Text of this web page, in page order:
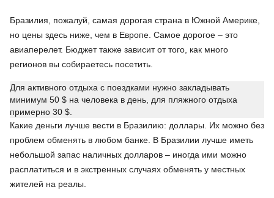
Бразилия, пожалуй, самая дорогая страна в Южной Америке,
но цены здесь ниже, чем в Европе. Самое дорогое – это
авиаперелет. Бюджет также зависит от того, как много
регионов вы собираетесь посетить.
Для активного отдыха с поездками нужно закладывать
минимум 50 $ на человека в день, для пляжного отдыха
примерно 30 $.
Какие деньги лучше вести в Бразилию: доллары. Их можно без
проблем обменять в любом банке. В Бразилии лучше иметь
небольшой запас наличных долларов – иногда ими можно
расплатиться и в экстренных случаях обменять у местных
жителей на реалы.